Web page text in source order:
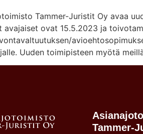
Tammer-Juristit Oy avaa
avajaiset ovat 15.5.2023 ja
Uuden toimipisteen myötä
Tammer-